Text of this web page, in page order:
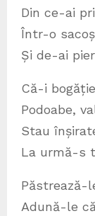
Din ce-ai
Într-o
Și de-ai
Că-i
Podoabe,
Stau
La urmă-s
Păstrează-
Adună-le